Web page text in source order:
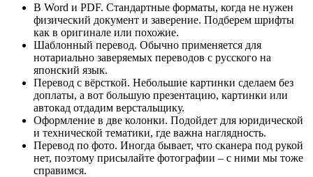
В Word и PDF. Стандартные форматы, когда не нужен
физический документ и заверение. Подберем шрифты
как в оригинале или похожие.
Шаблонный перевод. Обычно применяется для
нотариально заверяемых переводов с русского на
японский язык.
Перевод с вёрсткой. Небольшие картинки сделаем без
доплаты, а вот большую презентацию, картинки или
автокад отдадим верстальщику.
Оформление в две колонки. Подойдет для юридической
и технической тематики, где важна наглядность.
Перевод по фото. Иногда бывает, что сканера под рукой
нет, поэтому присылайте фотографии – с ними мы тоже
справимся.